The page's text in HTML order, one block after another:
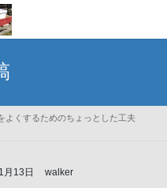
よくするためのちょっとした工夫
月13日 walker